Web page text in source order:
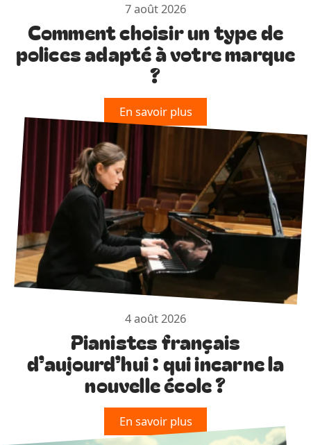
7 août 2026
Comment choisir un type de
polices adapté à votre marque
?
En savoir plus
4 août 2026
Pianistes français
d’aujourd’hui : qui incarne la
nouvelle école ?
En savoir plus